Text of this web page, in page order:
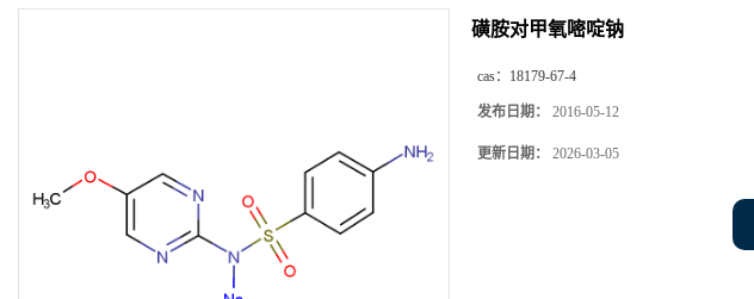
磺胺对甲氧嘧啶钠
cas： 18179-67-4
发布日期： 2016-05-12
更新日期： 2026-03-05